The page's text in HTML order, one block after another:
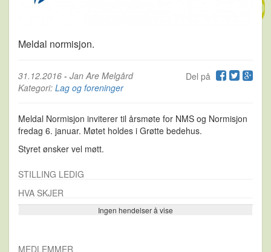
Meldal normisjon.
Del på
31.12.2016 - Jan Are Melgård
Kategori: Lag og foreninger
Meldal Normisjon inviterer til årsmøte for NMS og Normisjon
fredag 6. januar. Møtet holdes i Grøtte bedehus.
Styret ønsker vel møtt.
STILLING LEDIG
HVA SKJER
Ingen hendelser å vise
Se flere…
MEDLEMMER